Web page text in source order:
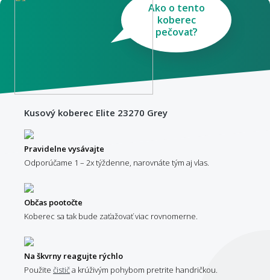
Ako o tento
koberec
pečovať?
Kusový koberec Elite 23270 Grey
Pravidelne vysávajte
Odporúčame 1 – 2x týždenne, narovnáte tým aj vlas.
Občas pootočte
Koberec sa tak bude zaťažovať viac rovnomerne.
Na škvrny reagujte rýchlo
Použite čističa krúživým pohybom pretrite handričkou.